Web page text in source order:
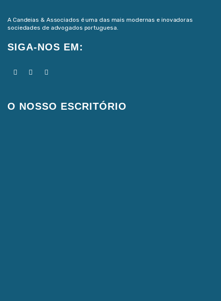
A Candeias & Associados é uma das mais modernas e inovadoras
sociedades de advogados portuguesa.
SIGA-NOS EM:
O NOSSO ESCRITÓRIO